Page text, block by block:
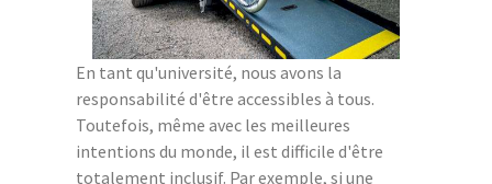
En tant qu'université, nous avons la
responsabilité d'être accessibles à tous.
Toutefois, même avec les meilleures
intentions du monde, il est difficile d'être
totalement inclusif. Par exemple, si une